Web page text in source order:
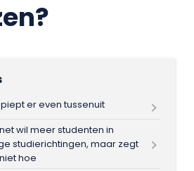
piept er even tussenuit
wil meer studenten in
studierichtingen, maar zegt
hoe